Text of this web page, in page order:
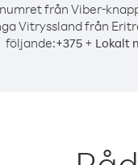
från Viber-
Vitryssland från
följande:+375 + Lokalt